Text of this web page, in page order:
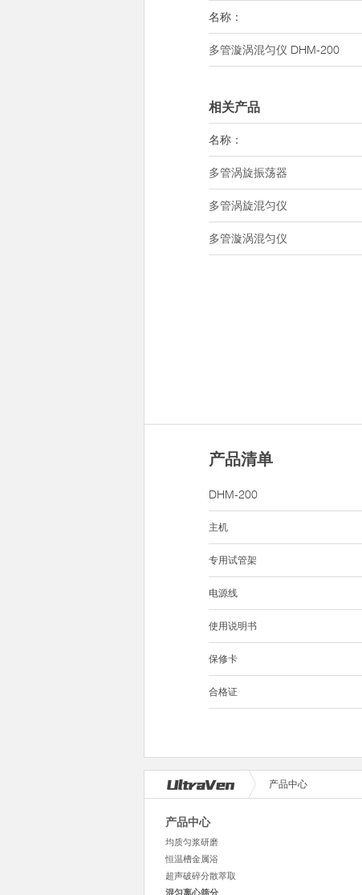
名称：
多管漩涡混匀仪 DHM-200
相关产品
名称：
多管涡旋振荡器
多管涡旋混匀仪
多管漩涡混匀仪
产品清单
DHM-200
主机
专用试管架
电源线
使用说明书
保修卡
合格证
产品中心
产品中心
均质匀浆研磨
恒温槽金属浴
超声破碎分散萃取
混匀离心筛分